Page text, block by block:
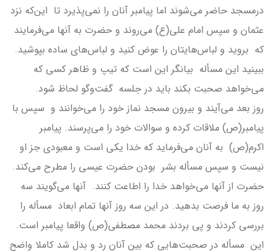
درمسجد حاضر می‌شوند اما پیامبر آنان را نمی‌پذیرد تا این‌که نزد
عثمان و سپس امام علی(ع) می‌روند و حضرت به آنها می‌فرمایند
که بروید و لباس‌هایتان را عوض کنید و لباس‌های ساده بپوشید.
ببینید این مسأله بیانگر این است که تیپ و ظاهر کسی که
می‌خواهد صحبت بکند باید در جلسه گفت‌وگو لحاظ شود.
روز بعد می‌آیند و بیرون مسجد نماز خود را می‌خوانند و سپس با
پیامبر(ص) ملاقات کرده و سوالات خود را می‌پرسند. پیامبر
اکرم(ص) به آنان می‌فرماید که خدا یکی است و معبودی جز او
نیست و سپس مسأله بشر بودن حضرت عیسی را مطرح می‌کند.
حضرت از آنها می‌خواهد خدا را اطاعت کنند. آنها می‌گویند سه
روز به ما فرصت بدهید. در این سه روز آنها تمام ابعاد مسأله را
بررسی کردند و پی بردند محمد مصطفی(ص) واقعا پیامبر است.
این مسأله در صحبت‌هایی که بین آنان رد و بدل شد کاملا واضح